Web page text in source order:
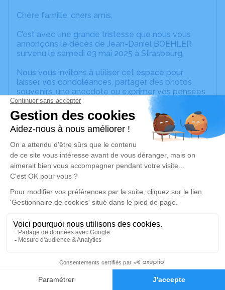
Faire-part Hommages
Chère famille, chers amis,
C’est avec une grande tristesse que nous vous
annonçons le décès de Jean-Daniel BOEHLER
survenu le samedi 03 mai 2025 à Strasbourg.
Nous vous invitons à utiliser cet espace pour
laisser vos condoléances, partager des photos
souvenirs, une anecdote ou exprimer vos pensées
à travers des poèmes ou des textes. Cet endroit
est un lieu d'expression dédié à honorer la
mémoire de Jean-Daniel BOEHLER.
Un service de plantation d’arbre hommage est
disponible ici.
Cérémonie religieuse
mercredi 07 mai 2025 à 15h00
Eglise Catholique de Wintzenheim-
Kochersberg
Je rends hommage